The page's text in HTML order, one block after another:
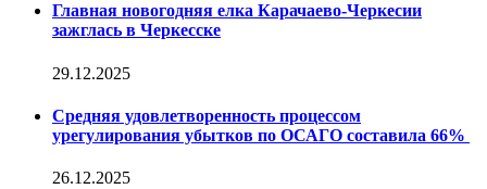
Главная новогодняя елка Карачаево-Черкесии
зажглась в Черкесске
29.12.2025
Средняя удовлетворенность процессом
урегулирования убытков по ОСАГО составила 66%
26.12.2025